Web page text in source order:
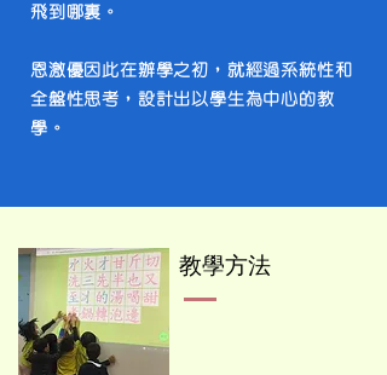
飛到哪裏。
​恩激優因此在辦學之初，就經過系統性和
全盤性思考，設計出以學生為中心的教
學。
教學方法